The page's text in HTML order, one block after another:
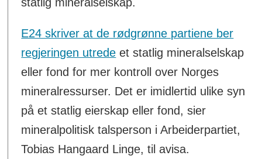
E24 skriver at de rødgrønne partiene ber
regjeringen utrede et statlig mineralselskap
eller fond for mer kontroll over Norges
mineralressurser. Det er imidlertid ulike syn
på et statlig eierskap eller fond, sier
mineral­politisk talsperson i Arbeiderpartiet,
Tobias Hangaard Linge, til avisa.